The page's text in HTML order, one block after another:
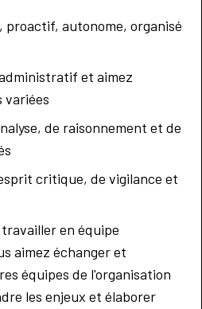
proactif, autonome, organisé
et aimez
variées
de raisonnement et de
critique, de vigilance et
travailler en équipe
aimez échanger et
équipes de l'organisation
les enjeux et élaborer